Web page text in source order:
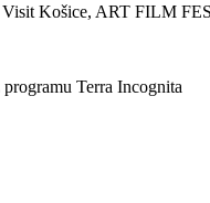
Košice, ART FILM
Terra Incognita